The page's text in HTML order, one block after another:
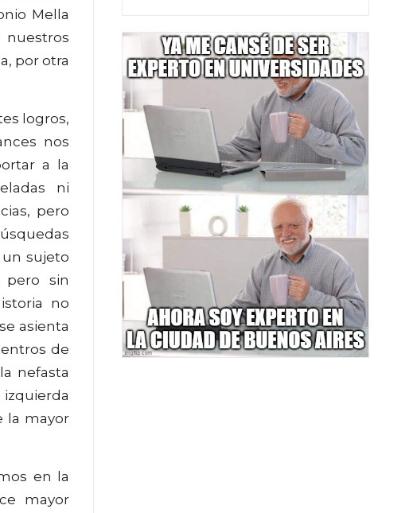
Mella
por otra
logros,
nos
a la
ni
pero
sujeto
sin
no
asienta
de
nefasta
la mayor
en la
mayor